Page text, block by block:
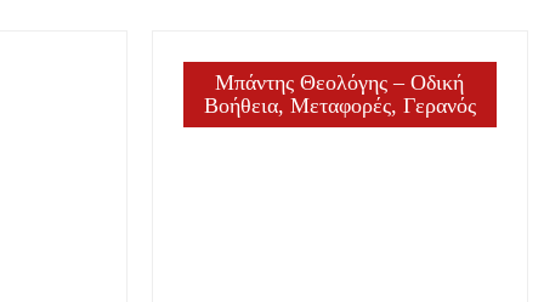
Μπάντης Θεολόγης – Οδική
Βοήθεια, Μεταφορές, Γερανός